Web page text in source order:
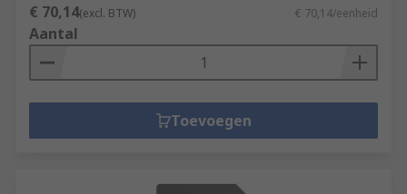
€ 70,14(excl. BTW) € 70,14/eenheid
Aantal
Toevoegen